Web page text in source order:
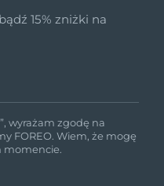
15% zniżki na
wyrażam zgodę na
FOREO. Wiem, że mogę
momencie.